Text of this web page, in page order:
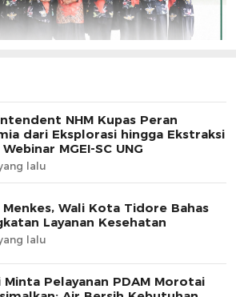
NHM Kupas Peran
dari Eksplorasi hingga Ekstraksi
MGEI-SC UNG
lalu
Wali Kota Tidore Bahas
Layanan Kesehatan
lalu
Minta Pelayanan PDAM Morotai